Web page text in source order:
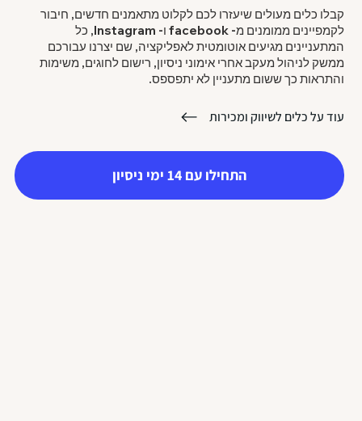
קבלו כלים מעולים שיעזרו לכם לקלוט מתאמנים חדשים, חיבור
לקמפיינים ממומנים מ- facebook ו- Instagram, כל
המתעניינים מגיעים אוטומטית לאפליקציה, שם יצרנו עבורכם
ממשק לניהול מעקב אחרי אימוני ניסיון, רישום לחוגים, משימות
והתראות כך ששום מתעניין לא יתפספס.
התחילו עם 14 ימי ניסיון
עוד על כלים לשיווק ומכירות